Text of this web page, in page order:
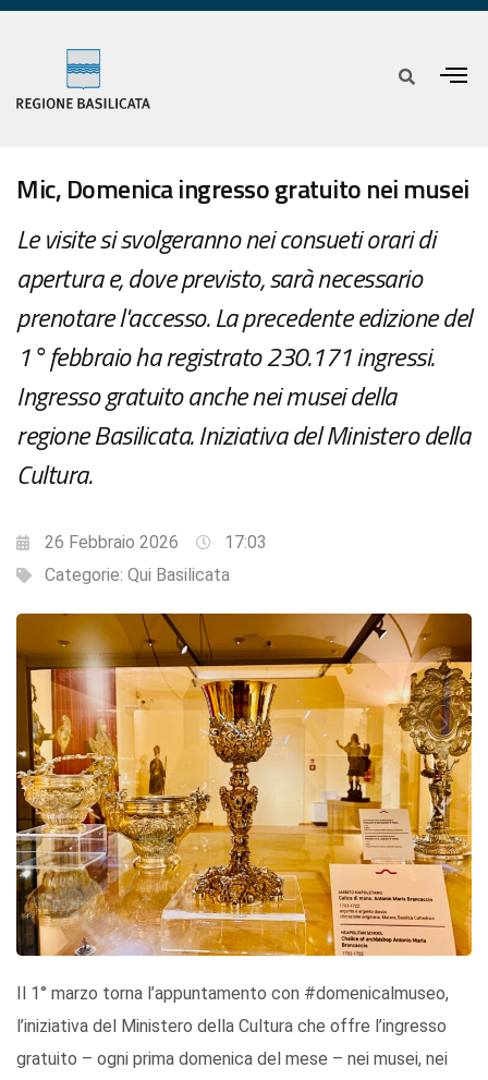
Mic, Domenica ingresso gratuito nei musei
Le visite si svolgeranno nei consueti orari di
apertura e, dove previsto, sarà necessario
prenotare l'accesso. La precedente edizione del
1° febbraio ha registrato 230.171 ingressi.
Ingresso gratuito anche nei musei della
regione Basilicata. Iniziativa del Ministero della
Cultura.
26 Febbraio 2026
17:03
Categorie: Qui Basilicata
Il 1° marzo torna l’appuntamento con #domenicalmuseo,
l’iniziativa del Ministero della Cultura che offre l’ingresso
gratuito – ogni prima domenica del mese – nei musei, nei